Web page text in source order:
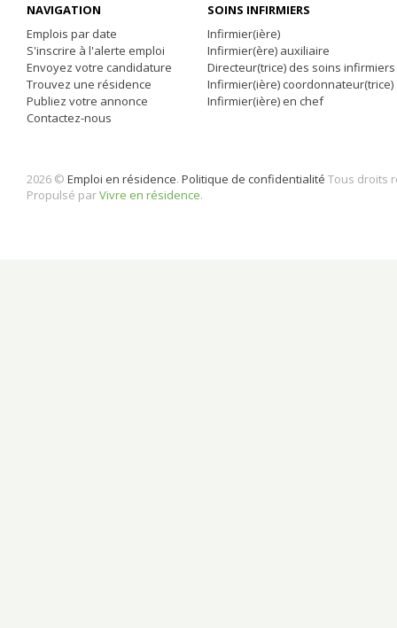
NAVIGATION
Emplois par date
S'inscrire à l'alerte emploi
Envoyez votre candidature
Trouvez une résidence
Publiez votre annonce
Contactez-nous
SOINS INFIRMIERS
Infirmier(ière)
Infirmier(ère) auxiliaire
Directeur(trice) des soins infirmiers
Infirmier(ière) coordonnateur(trice)
Infirmier(ière) en chef
2026 © Emploi en résidence. Politique de confidentialité Tous droits
Propulsé parVivre en résidence.